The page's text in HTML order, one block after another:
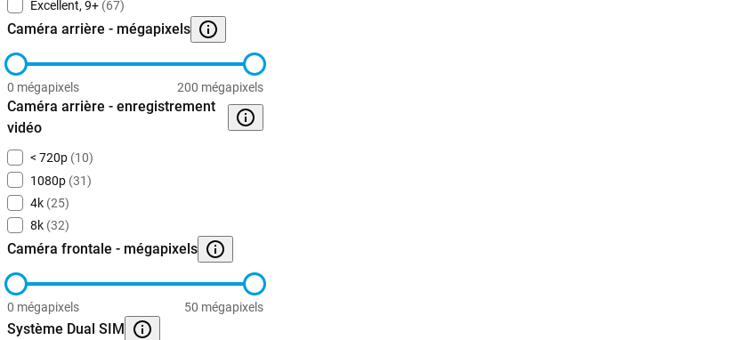
Excellent, 9+ (67)
Caméra arrière - mégapixels
0 mégapixels 200 mégapixels
Caméra arrière - enregistrement
vidéo
< 720p (10)
1080p (31)
4k (25)
8k (32)
Caméra frontale - mégapixels
0 mégapixels 50 mégapixels
Système Dual SIM